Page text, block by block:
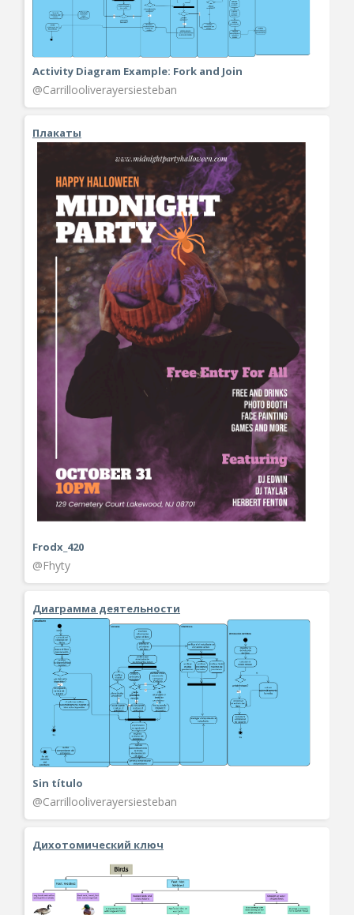
Activity Diagram Example: Fork and Join
@Carrillooliverayersiesteban
Плакаты
Frodx_420
@Fhyty
Диаграмма деятельности
Sin título
@Carrillooliverayersiesteban
Дихотомический ключ